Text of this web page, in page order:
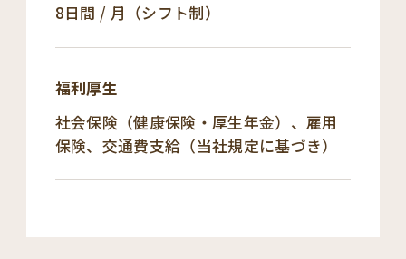
8日間 / 月（シフト制）
福利厚生
社会保険（健康保険・厚生年金）、雇用
保険、交通費支給（当社規定に基づき）